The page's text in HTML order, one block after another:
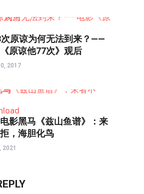
原谅为何无法到来？——
原谅他77次》观后
2017
影黑马《兹山鱼谱》：来
，海胆化鸟
2021